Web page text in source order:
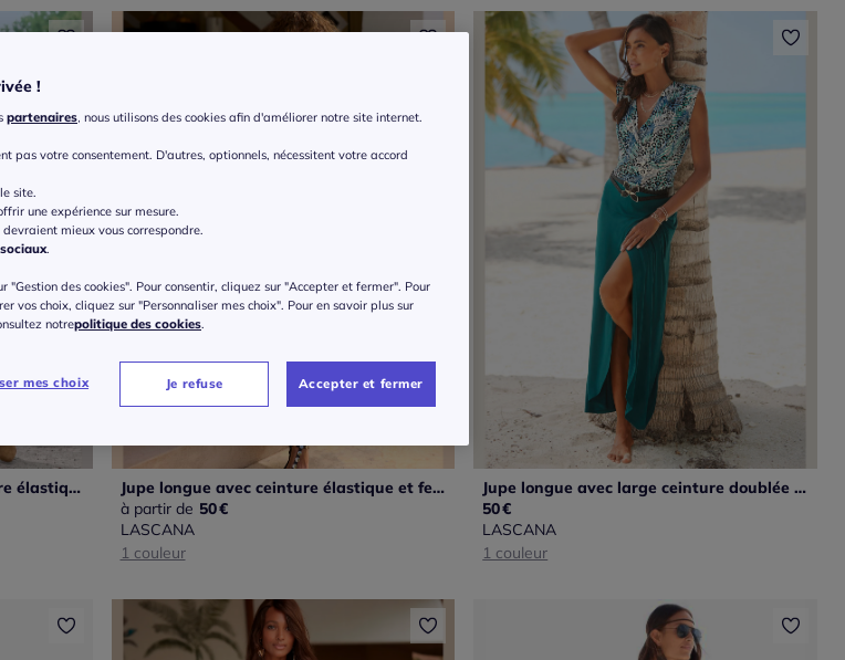
Jupe longue plissée avec ceinture élastique et ourlet droit
Jupe longue avec ceinture élastique et fente latérale éclaircissante
à partir de 50€
LASCANA
1 couleur
Jupe longue avec large ceinture doublée et fente avant
50€
LASCANA
1 couleur
!
partenaires, nous utilisons des cookies afin d'améliorer notre site internet.
pas votre consentement. D'autres, optionnels, nécessitent votre accord
site.
une expérience sur mesure.
devraient mieux vous correspondre.
.
"Gestion des cookies". Pour consentir, cliquez sur "Accepter et fermer". Pour
vos choix, cliquez sur "Personnaliser mes choix". Pour en savoir plus sur
notrepolitique des cookies.
mes choix Je refuse Accepter et fermer